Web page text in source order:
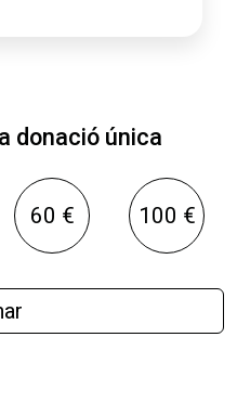
donació única
60 € 100 €